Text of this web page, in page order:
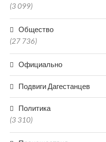
(3 099)
Общество
(27 736)
Официально
Подвиги Дагестанцев
Политика
(3 310)